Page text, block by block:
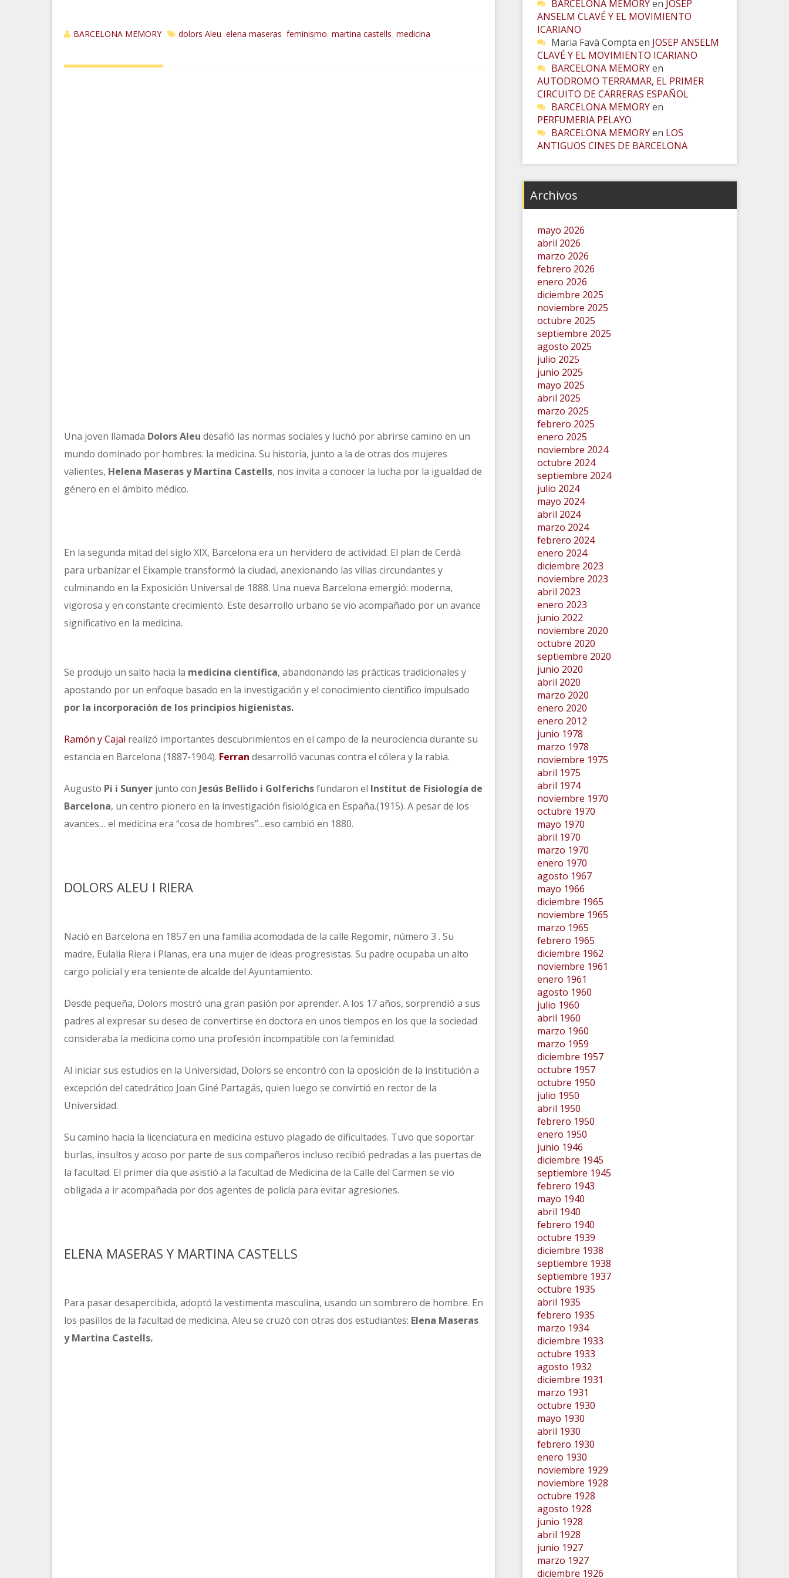
BARCELONA MEMORY dolors Aleu elena maseras feminismo martina castells medicina
Una joven llamada Dolors Aleu desafió las normas sociales y luchó por abrirse camino en un
mundo dominado por hombres: la medicina. Su historia, junto a la de otras dos mujeres
valientes, Helena Maseras y Martina Castells, nos invita a conocer la lucha por la igualdad de
género en el ámbito médico.
En la segunda mitad del siglo XIX, Barcelona era un hervidero de actividad. El plan de Cerdà
para urbanizar el Eixample transformó la ciudad, anexionando las villas circundantes y
culminando en la Exposición Universal de 1888. Una nueva Barcelona emergió: moderna,
vigorosa y en constante crecimiento. Este desarrollo urbano se vio acompañado por un avance
significativo en la medicina.
Se produjo un salto hacia la medicina científica, abandonando las prácticas tradicionales y
apostando por un enfoque basado en la investigación y el conocimiento científico impulsado
por la incorporación de los principios higienistas.
Ramón y Cajal realizó importantes descubrimientos en el campo de la neurociencia durante su
estancia en Barcelona (1887-1904). Ferran desarrolló vacunas contra el cólera y la rabia.
Augusto Pi i Sunyer junto con Jesús Bellido i Golferichsfundaron el Institut de Fisiología de
Barcelona, un centro pionero en la investigación fisiológica en España.(1915). A pesar de los
avances… el medicina era “cosa de hombres”…eso cambió en 1880.
DOLORS ALEU I RIERA
Nació en Barcelona en 1857 en una familia acomodada de la calle Regomir, número 3 . Su
madre, Eulalia Riera i Planas, era una mujer de ideas progresistas. Su padre ocupaba un alto
cargo policial y era teniente de alcalde del Ayuntamiento.
Desde pequeña, Dolors mostró una gran pasión por aprender. A los 17 años, sorprendió a sus
padres al expresar su deseo de convertirse en doctora en unos tiempos en los que la sociedad
consideraba la medicina como una profesión incompatible con la feminidad.
Al iniciar sus estudios en la Universidad, Dolors se encontró con la oposición de la institución a
excepción del catedrático Joan Giné Partagás, quien luego se convirtió en rector de la
Universidad.
Su camino hacia la licenciatura en medicina estuvo plagado de dificultades. Tuvo que soportar
burlas, insultos y acoso por parte de sus compañeros incluso recibió pedradas a las puertas de
la facultad. El primer día que asistió a la facultad de Medicina de la Calle del Carmen se vio
obligada a ir acompañada por dos agentes de policía para evitar agresiones.
ELENA MASERAS Y MARTINA CASTELLS
Para pasar desapercibida, adoptó la vestimenta masculina, usando un sombrero de hombre. En
los pasillos de la facultad de medicina, Aleu se cruzó con otras dos estudiantes: Elena Maseras
y Martina Castells.
BARCELONA MEMORYen JOSEP
ANSELM CLAVÉ Y EL MOVIMIENTO
ICARIANO
Maria Favà Compta en JOSEP ANSELM
CLAVÉ Y EL MOVIMIENTO ICARIANO
BARCELONA MEMORYen
AUTODROMO TERRAMAR, EL PRIMER
CIRCUITO DE CARRERAS ESPAÑOL
BARCELONA MEMORYen
PERFUMERIA PELAYO
BARCELONA MEMORYen LOS
ANTIGUOS CINES DE BARCELONA
Archivos
mayo 2026
abril 2026
marzo 2026
febrero 2026
enero 2026
diciembre 2025
noviembre 2025
octubre 2025
septiembre 2025
agosto 2025
julio 2025
junio 2025
mayo 2025
abril 2025
marzo 2025
febrero 2025
enero 2025
noviembre 2024
octubre 2024
septiembre 2024
julio 2024
mayo 2024
abril 2024
marzo 2024
febrero 2024
enero 2024
diciembre 2023
noviembre 2023
abril 2023
enero 2023
junio 2022
noviembre 2020
octubre 2020
septiembre 2020
junio 2020
abril 2020
marzo 2020
enero 2020
enero 2012
junio 1978
marzo 1978
noviembre 1975
abril 1975
abril 1974
noviembre 1970
octubre 1970
mayo 1970
abril 1970
marzo 1970
enero 1970
agosto 1967
mayo 1966
diciembre 1965
noviembre 1965
marzo 1965
febrero 1965
diciembre 1962
noviembre 1961
enero 1961
agosto 1960
julio 1960
abril 1960
marzo 1960
marzo 1959
diciembre 1957
octubre 1957
octubre 1950
julio 1950
abril 1950
febrero 1950
enero 1950
junio 1946
diciembre 1945
septiembre 1945
febrero 1943
mayo 1940
abril 1940
febrero 1940
octubre 1939
diciembre 1938
septiembre 1938
septiembre 1937
octubre 1935
abril 1935
febrero 1935
marzo 1934
diciembre 1933
octubre 1933
agosto 1932
diciembre 1931
marzo 1931
octubre 1930
mayo 1930
abril 1930
febrero 1930
enero 1930
noviembre 1929
noviembre 1928
octubre 1928
agosto 1928
junio 1928
abril 1928
junio 1927
marzo 1927
diciembre 1926